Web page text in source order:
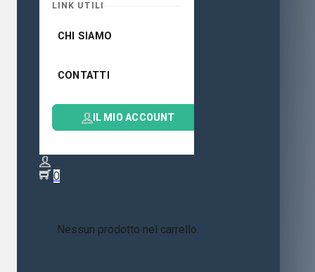
LINK UTILI
CHI SIAMO
CONTATTI
IL MIO ACCOUNT
0
Nessun prodotto nel carrello.